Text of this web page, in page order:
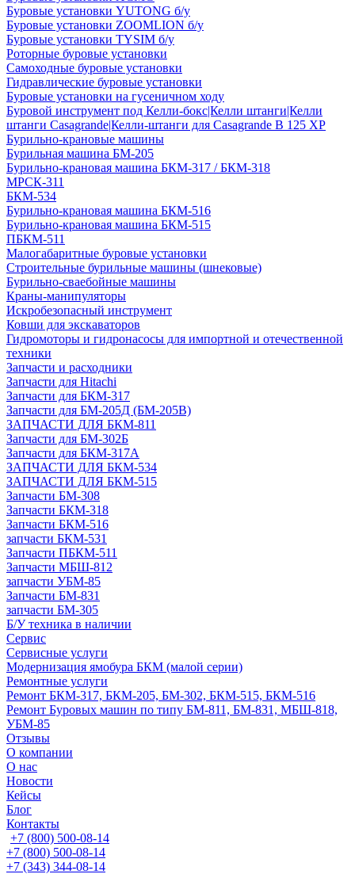
Буровые установки YUTONG б/у
Буровые установки ZOOMLION б/у
Буровые установки TYSIM б/у
Роторные буровые установки
Самоходные буровые установки
Гидравлические буровые установки
Буровые установки на гусеничном ходу
Буровой инструмент под Келли-бокс|Келли штанги|Келли
штанги Casagrande|Келли-штанги для Casagrande B 125 XP
Бурильно-крановые машины
Бурильная машина БМ-205
Бурильно-крановая машина БКМ-317 / БКМ-318
МРСК-311
БКМ-534
Бурильно-крановая машина БКМ-516
Бурильно-крановая машина БКМ-515
ПБКМ-511
Малогабаритные буровые установки
Строительные бурильные машины (шнековые)
Бурильно-сваебойные машины
Краны-манипуляторы
Искробезопасный инструмент
Ковши для экскаваторов
Гидромоторы и гидронасосы для импортной и отечественной
техники
Запчасти и расходники
Запчасти для Hitachi
Запчасти для БКМ-317
Запчасти для БМ-205Д (БМ-205В)
ЗАПЧАСТИ ДЛЯ БКМ-811
Запчасти для БМ-302Б
Запчасти для БКМ-317А
ЗАПЧАСТИ ДЛЯ БКМ-534
ЗАПЧАСТИ ДЛЯ БКМ-515
Запчасти БМ-308
Запчасти БКМ-318
Запчасти БКМ-516
запчасти БКМ-531
Запчасти ПБКМ-511
Запчасти МБШ-812
запчасти УБМ-85
Запчасти БМ-831
запчасти БМ-305
Б/У техника в наличии
Сервис
Сервисные услуги
Модернизация ямобура БКМ (малой серии)
Ремонтные услуги
Ремонт БКМ-317, БКМ-205, БМ-302, БКМ-515, БКМ-516
Ремонт Буровых машин по типу БМ-811, БМ-831, МБШ-818,
УБМ-85
Отзывы
О компании
О нас
Новости
Кейсы
Блог
Контакты
+7 (800) 500-08-14
+7 (800) 500-08-14
+7 (343) 344-08-14